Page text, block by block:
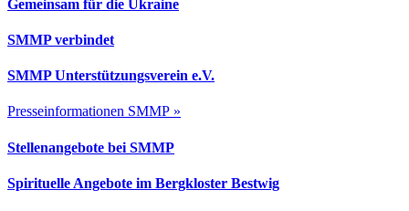
Gemeinsam für die Ukraine
SMMP verbindet
SMMP Unterstützungsverein e.V.
Presseinformationen SMMP »
Stellenangebote bei SMMP
Spirituelle Angebote im Bergkloster Bestwig